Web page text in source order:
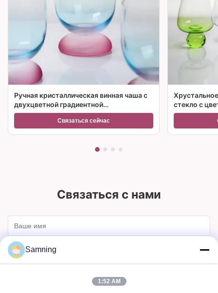
Ручная кристаллическая винная чаша с
двухцветной градиентной
замороженной основой и
вместимостью 300 мл для винного
Связаться сейчас
стекло с
Связаться с нами
Samning
1:52 AM